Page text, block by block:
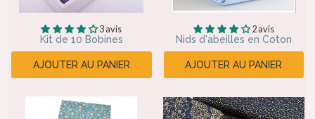
3 avis
Kit de 10 Bobines
AJOUTER AU PANIER
2 avis
Nids d'abeilles en Coton
AJOUTER AU PANIER